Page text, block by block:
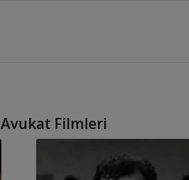
Avukat Filmleri